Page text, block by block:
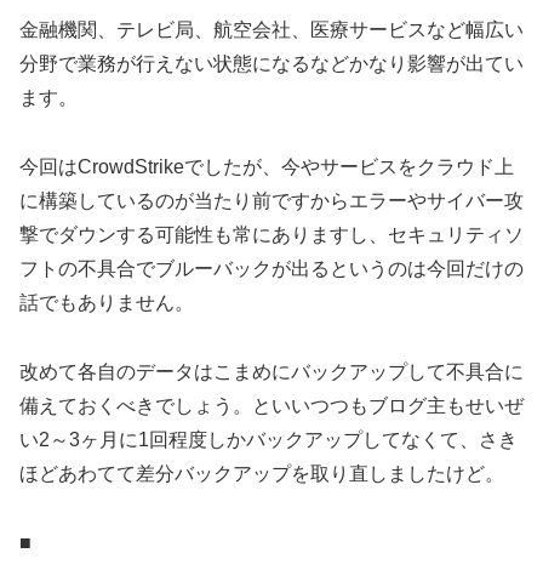
金融機関、テレビ局、航空会社、医療サービスなど幅広い
分野で業務が行えない状態になるなどかなり影響が出てい
ます。
今回はCrowdStrikeでしたが、今やサービスをクラウド上
に構築しているのが当たり前ですからエラーやサイバー攻
撃でダウンする可能性も常にありますし、セキュリティソ
フトの不具合でブルーバックが出るというのは今回だけの
話でもありません。
改めて各自のデータはこまめにバックアップして不具合に
備えておくべきでしょう。といいつつもブログ主もせいぜ
い2～3ヶ月に1回程度しかバックアップしてなくて、さき
ほどあわてて差分バックアップを取り直しましたけど。
■